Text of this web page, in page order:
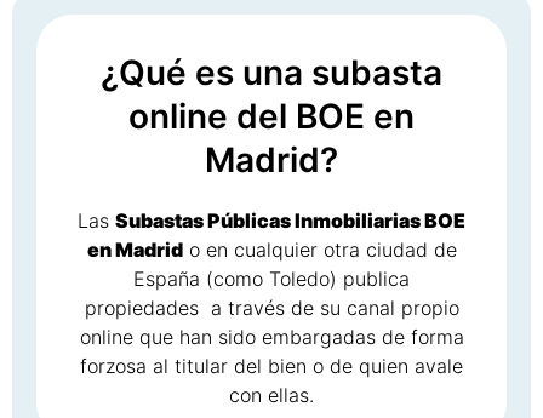
¿Qué es una subasta
online del BOE en
Madrid?
Las Subastas Públicas Inmobiliarias BOE
en Madrido en cualquier otra ciudad de
España (como Toledo) publica
propiedades a través de su canal propio
online que han sido embargadas de forma
forzosa al titular del bien o de quien avale
con ellas.